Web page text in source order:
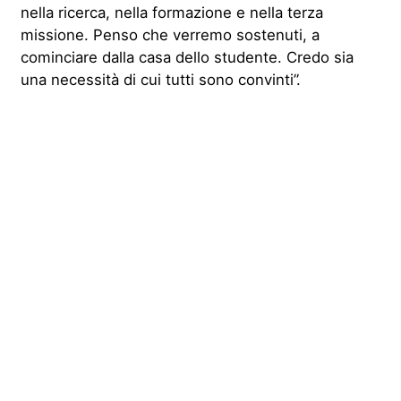
nella ricerca, nella formazione e nella terza
missione. Penso che verremo sostenuti, a
cominciare dalla casa dello studente. Credo sia
una necessità di cui tutti sono convinti”.